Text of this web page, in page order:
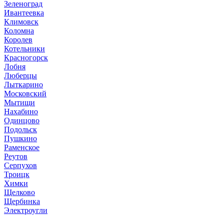
Зеленоград
Ивантеевка
Климовск
Коломна
Королев
Котельники
Красногорск
Лобня
Люберцы
Лыткарино
Московский
Мытищи
Нахабино
Одинцово
Подольск
Пушкино
Раменское
Реутов
Серпухов
Троицк
Химки
Щелково
Щербинка
Электроугли